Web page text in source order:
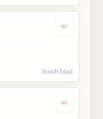
Dengarkan
bomb blast
Dengarkan